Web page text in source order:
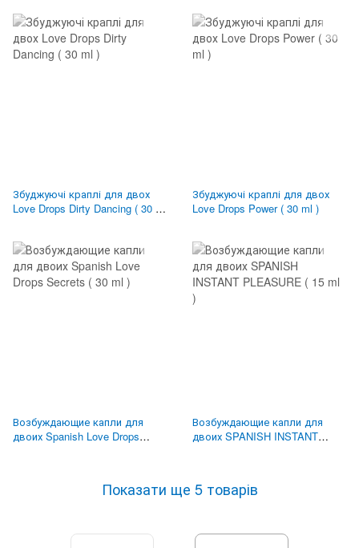
Збуджуючі краплі для двох
Love Drops Dirty Dancing ( 30 ml
Збуджуючі краплі для двох
Love Drops Power ( 30 ml )
Возбуждающие капли для
двоих Spanish Love Drops
Возбуждающие капли для
двоих SPANISH INSTANT
Показати ще 5 товарів